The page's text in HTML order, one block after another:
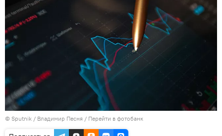
© Sputnik / Владимир Песня / Перейти в фотобанк